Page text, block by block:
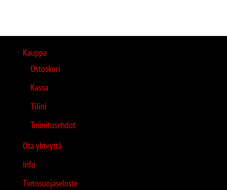
Kauppa
Ostoskori
Kassa
Tilini
Toimitusehdot
Ota yhteyttä
Info
Tietosuojaseloste